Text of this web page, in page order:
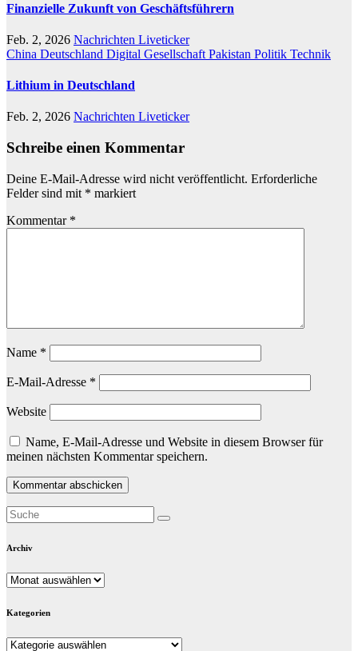
Finanzielle Zukunft von Geschäftsführern
Feb. 2, 2026 Nachrichten Liveticker
China Deutschland Digital Gesellschaft Pakistan Politik Technik
Lithium in Deutschland
Feb. 2, 2026 Nachrichten Liveticker
Schreibe einen Kommentar
Deine E-Mail-Adresse wird nicht veröffentlicht. Erforderliche
Felder sind mit * markiert
Kommentar *
Name *
E-Mail-Adresse *
Website
Name, E-Mail-Adresse und Website in diesem Browser für
meinen nächsten Kommentar speichern.
Archiv
Archiv
Kategorien
Kategorien